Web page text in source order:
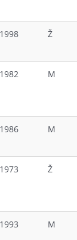
1998 Ž
1982 M
1986 M
1973 Ž
1993 M